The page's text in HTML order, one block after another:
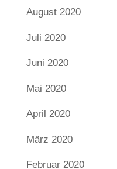
August 2020
Juli 2020
Juni 2020
Mai 2020
April 2020
März 2020
Februar 2020